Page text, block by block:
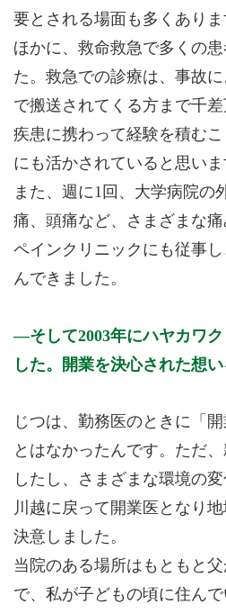
要とされる場面も多くあり
ほかに、救命救急で多くの
た。救急での診療は、事故
で搬送されてくる方まで千
疾患に携わって経験を積む
にも活かされていると思いま
また、週に1回、大学病院の
痛、頭痛など、さまざまな
ペインクリニックにも従事
んできました。
そして2003年にハヤカワ
した。開業を決心された想
じつは、勤務医のときに「
とはなかったんです。ただ
したし、さまざまな環境の
川越に戻って開業医となり
決意しました。
当院のある場所はもともと
で、私が子どもの頃に住ん